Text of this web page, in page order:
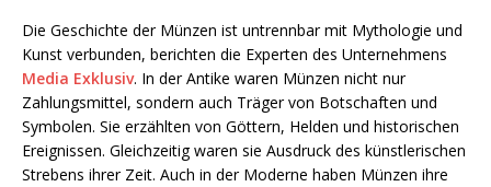
Die Geschichte der Münzen ist untrennbar mit Mythologie und
Kunst verbunden, berichten die Experten des Unternehmens
Media Exklusiv. In der Antike waren Münzen nicht nur
Zahlungsmittel, sondern auch Träger von Botschaften und
Symbolen. Sie erzählten von Göttern, Helden und historischen
Ereignissen. Gleichzeitig waren sie Ausdruck des künstlerischen
Strebens ihrer Zeit. Auch in der Moderne haben Münzen ihre